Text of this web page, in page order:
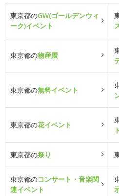
東京都のGW(ゴールデンウィ
ーク)イベント
東京都の物産展
東京都の無料イベント
東京都の花イベント
ト
東京都の祭り
東京都のコンサート・音楽関
連イベント